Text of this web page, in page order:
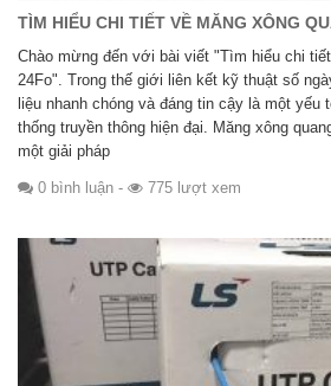
TÌM HIỂU CHI TIẾT VỀ MĂNG XÔNG
Chào mừng đến với bài viết "Tìm hiểu chi
24Fo". Trong thế giới liên kết kỹ thuật số
liệu nhanh chóng và đáng tin cậy là một yếu
thống truyền thông hiện đại. Măng xông
một giải pháp
0 bình luận - 775 lượt xem